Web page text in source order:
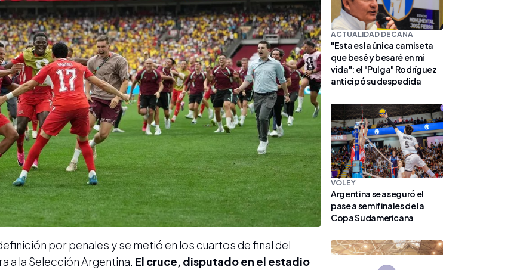
por penales y se metió en los cuartos de final del
a la Selección Argentina. El cruce, disputado en el estadio
ACTUALIDAD DECANA
"Esta es la única camiseta
que besé y besaré en mi
vida": el "Pulga" Rodríguez
anticipó su despedida
VÓLEY
Argentina se aseguró el
pase a semifinales de la
Copa Sudamericana